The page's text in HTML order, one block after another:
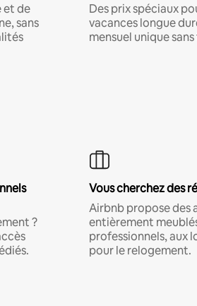
et de
sans
Des prix spéciaux
vacances longue
mensuel unique
?
Vous cherchez des
Airbnb propose des
entièrement
professionnels, aux
pour le relogement.